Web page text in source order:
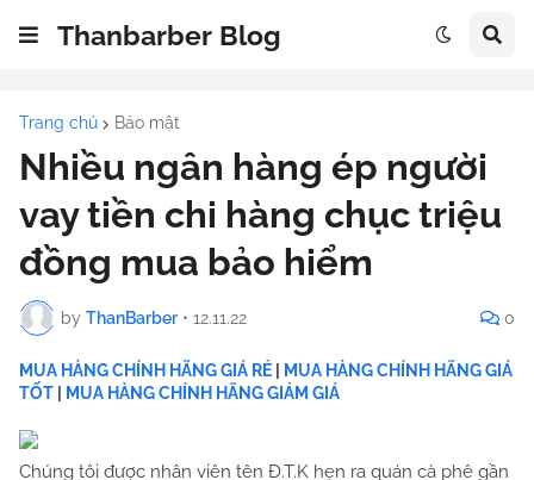
Thanbarber Blog
Trang chủ Bảo mật
Nhiều ngân hàng ép người
vay tiền chi hàng chục triệu
đồng mua bảo hiểm
by ThanBarber • 12.11.22 0
MUA HÀNG CHÍNH HÃNG GIÁ RẺ
MUA HÀNG CHÍNH HÃNG GIÁ
TỐT
MUA HÀNG CHÍNH HÃNG GIẢM GIÁ
Chúng tôi được nhân viên tên Đ.T.K hẹn ra quán cà phê gần